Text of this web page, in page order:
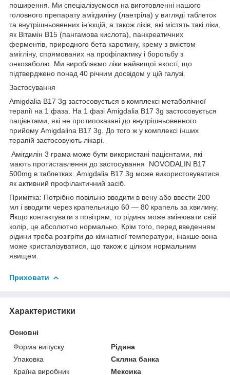
поширення. Ми спеціалізуємося на виготовленні нашого
головного препарату амігдиліну (лаетріла) у вигляді таблеток
та внутрішньовенних ін’єкцій, а також ліків, які містять такі ліки,
як Вітамін В15 (пангамова кислота), панкреатичних
ферментів, природного бета каротину, крему з вмістом
амігліну, спрямованих на профілактику і боротьбу з
онкозаболю. Ми виробляємо ліки найвищої якості, що
підтверджено понад 40 річним досвідом у цій галузі.
Застосування
Amigdalia B17 3g застосовується в комплексі метаболічної
терапії на 1 фаза. На 1 фазі Amigdalia B17 3g застосовується
пацієнтами, які не протипоказані до внутрішньовенного
прийому Amigdalina B17 3g. До того ж у комплексі інших
терапій застосовують лікарі.
Амігдилін 3 грама може бути використані пацієнтами, які
мають протиставлення до застосування NOVODALIN B17
500mg в таблетках. Amigdalia B17 3g може використовуватися
як активний профілактичний засіб.
Примітка: Потрібно повільно вводити в вену або ввести 200
мл і вводити через крапельницю 60 — 80 крапель за хвилину.
Якщо контактувати з повітрям, то рідина може змінювати свій
колір, це абсолютно нормально. Крім того, перед введенням
рідини треба розігріти до кімнатної температури, інакше вона
може кристалізуватися, що також є цілком нормальним
явищем.
Приховати
Характеристики
Основні
Форма випуску
Рідина
Упаковка
Скляна банка
Країна виробник
Мексика